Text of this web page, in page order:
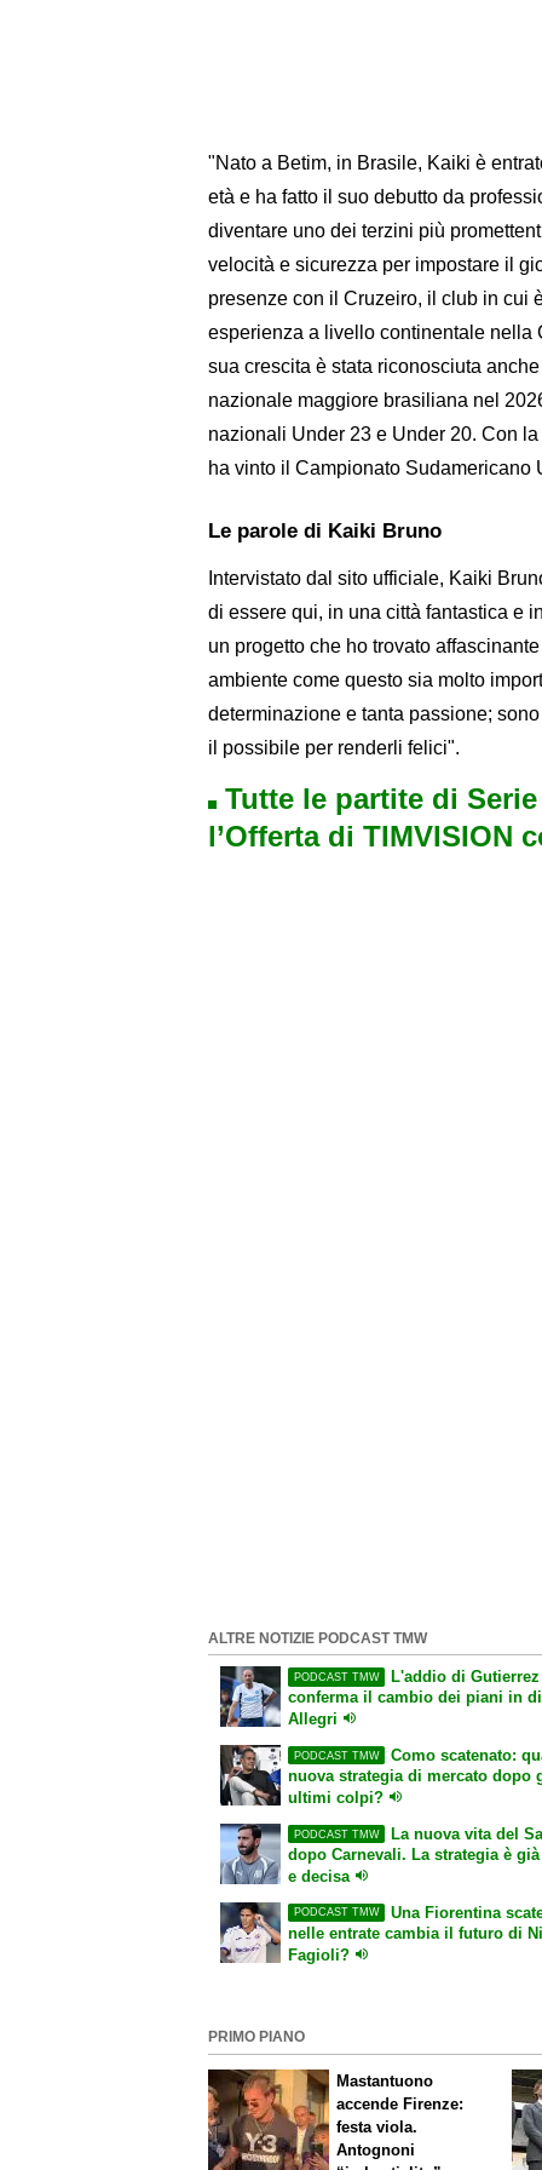
"Nato a Betim, in Brasile, Kaiki è
età e ha fatto il suo debutto da
diventare uno dei terzini più
velocità e sicurezza per impostare il
presenze con il Cruzeiro, il club in cui
esperienza a livello continentale nella
sua crescita è stata riconosciuta
nazionale maggiore brasiliana nel
nazionali Under 23 e Under 20. Con
ha vinto il Campionato Sudamericano
Le parole di Kaiki Bruno
Intervistato dal sito ufficiale, Kaiki
di essere qui, in una città fantastica e
un progetto che ho trovato
ambiente come questo sia molto
determinazione e tanta passione;
il possibile per renderli felici".
Tutte le partite di
l’Offerta di TIMVISION
ALTRE NOTIZIE PODCAST TMW
PODCAST TMW
L'addio di Gutierrez
conferma il cambio dei piani in
Allegri
PODCAST TMW
Como scatenato:
nuova strategia di mercato dopo
ultimi colpi?
PODCAST TMW
La nuova vita del
dopo Carnevali. La strategia è
e decisa
PODCAST TMW
Una Fiorentina
nelle entrate cambia il futuro di
Fagioli?
PRIMO PIANO
Mastantuono
accende Firenze:
festa viola.
Antognoni